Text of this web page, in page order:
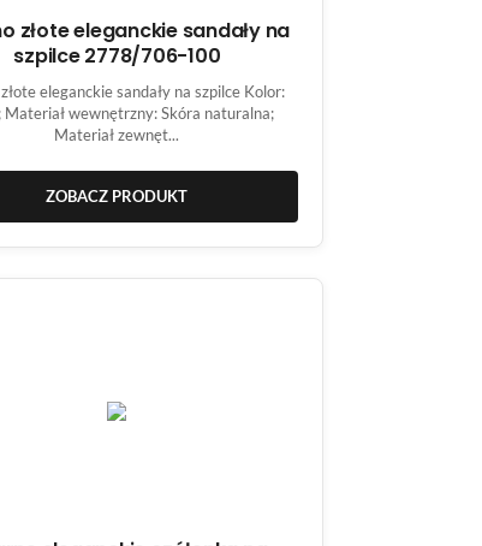
złote eleganckie sandały na
szpilce 2778/706-100
eleganckie sandały na szpilce Kolor:
Materiał wewnętrzny: Skóra naturalna;
Materiał zewnęt...
ZOBACZ PRODUKT